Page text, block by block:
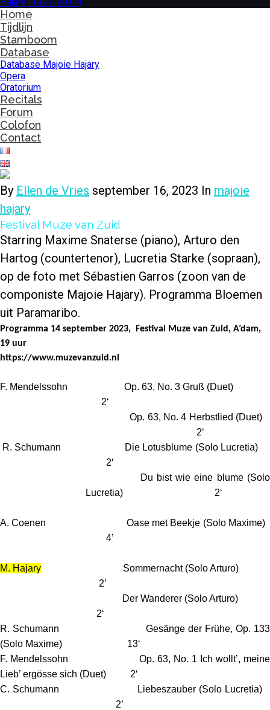
Home
Tijdlijn
Stamboom
Database
Database Majoie Hajary
Opera
Oratorium
Recitals
Forum
Colofon
Contact
By Ellen de Vries september 16, 2023 In majoie
hajary
Festival Muze van Zuid
Starring Maxime Snaterse (piano), Arturo den
Hartog (countertenor), Lucretia Starke (sopraan),
op de foto met Sébastien Garros (zoon van de
componiste Majoie Hajary). Programma Bloemen
uit Paramaribo.
Programma 14 september 2023, Festival Muze van Zuid, A’dam,
19 uur
https://www.muzevanzuid.nl
F. Mendelssohn Op. 63, No. 3 Gruß (Duet)
2‘
Op. 63, No. 4 Herbstlied (Duet)
2‘
R. Schumann Die Lotusblume (Solo Lucretia)
2‘
Du bist wie eine blume (Solo
Lucretia) 2‘
A. Coenen Oase met Beekje (Solo Maxime)
4’
M. Hajary Sommernacht (Solo Arturo)
2’
Der Wanderer (Solo Arturo)
2‘
R. Schumann Gesänge der Frühe, Op. 133
(Solo Maxime) 13‘
F. Mendelssohn Op. 63, No. 1 Ich wollt’, meine
Lieb’ ergösse sich (Duet) 2‘
C. Schumann Liebeszauber (Solo Lucretia)
2’